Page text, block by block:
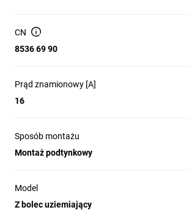
CN
8536 69 90
Prąd znamionowy [A]
16
Sposób montażu
Montaż podtynkowy
Model
Z bolec uziemiający